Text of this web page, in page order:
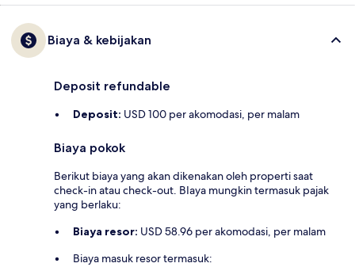
Biaya & kebijakan
Deposit refundable
Deposit: USD 100 per akomodasi, per malam
Biaya pokok
Berikut biaya yang akan dikenakan oleh properti saat
check-in atau check-out. BIaya mungkin termasuk pajak
yang berlaku:
Biaya resor: USD 58.96 per akomodasi, per malam
Biaya masuk resor termasuk: